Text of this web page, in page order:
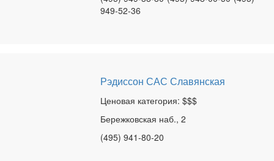
949-52-36
Рэдиссон САС Славянская
Ценовая категория: $$$
Бережковская наб., 2
(495) 941-80-20